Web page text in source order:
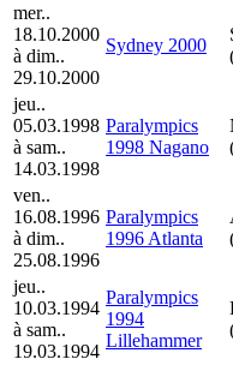
mer..
18.10.2000
à dim..
29.10.2000
Sydney 2000
jeu..
05.03.1998
à sam..
14.03.1998
Paralympics
1998 Nagano
ven..
16.08.1996
à dim..
25.08.1996
Paralympics
1996 Atlanta
jeu..
10.03.1994
à sam..
19.03.1994
Paralympics
1994
Lillehammer